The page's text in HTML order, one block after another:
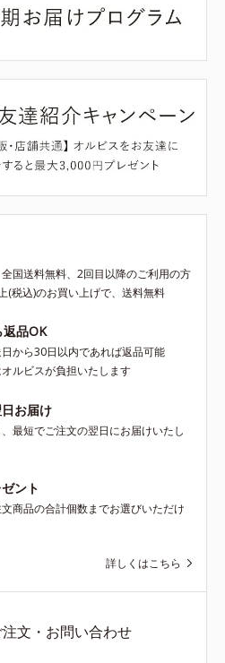
国送料無料、2回目以降のご利用の方
(税込)のお買い上げで、送料無料
返品OK
から30日以内であれば返品可能
ルビスが負担いたします
お届け
最短でご注文の翌日にお届けいたし
ント
商品の合計個数までお選びいただけ
詳しくはこちら
文・お問い合わせ